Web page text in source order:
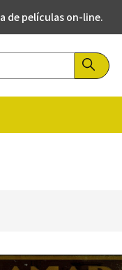
de películas on-line.